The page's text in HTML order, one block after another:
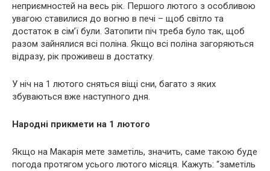
неприємностей на весь рік. Першого лютого з особливою
увагою ставилися до вогню в печі – щоб світло та
достаток в сім’ї були. Затопити піч треба було так, щоб
разом зайнялися всі поліна. Якщо всі поліна загоряються
відразу, рік проживеш в достатку.
У ніч на 1 лютого сняться віщі сни, багато з яких
збуваються вже наступного дня.
Народні прикмети на 1 лютого
Якщо на Макарія мете заметіль, значить, саме такою буде
погода протягом усього лютого місяця. Кажуть: “заметіль